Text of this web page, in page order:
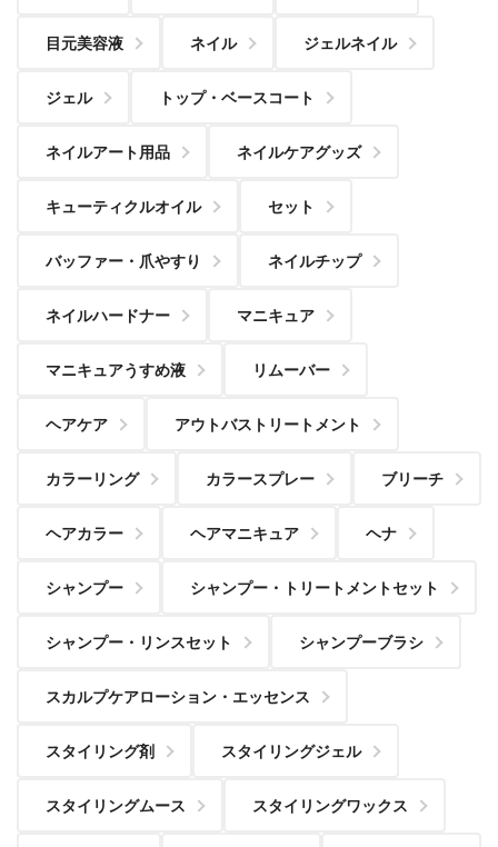
目元美容液 ネイル ジェルネイル
ジェル トップ・ベースコート
ネイルアート用品 ネイルケアグッズ
キューティクルオイル セット
バッファー・爪やすり ネイルチップ
ネイルハードナー マニキュア
マニキュアうすめ液 リムーバー
ヘアケア アウトバストリートメント
カラーリング カラースプレー ブリーチ
ヘアカラー ヘアマニキュア ヘナ
シャンプー シャンプー・トリートメントセット
シャンプー・リンスセット シャンプーブラシ
スカルプケアローション・エッセンス
スタイリング剤 スタイリングジェル
スタイリングムース スタイリングワックス